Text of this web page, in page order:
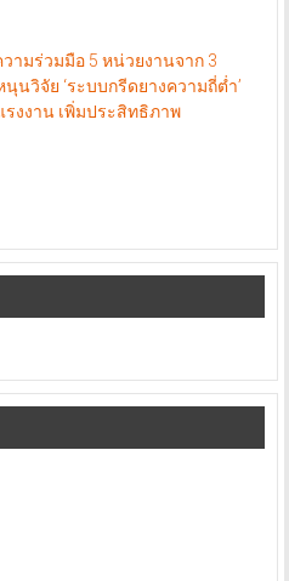
ามร่วมมือ 5 หน่วยงานจาก 3
นุนวิจัย ‘ระบบกรีดยางความถี่ต่ำ’
รงงาน เพิ่มประสิทธิภาพ